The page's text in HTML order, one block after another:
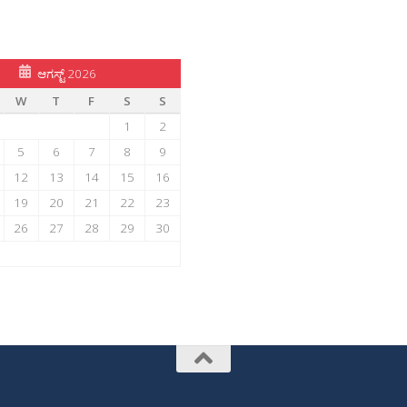
ಆಗಸ್ಟ್ 2026
W
T F S
S
1
2
5
6 7 8
9
12
13 14 15
16
19
20 21 22
23
26
27 28 29 30